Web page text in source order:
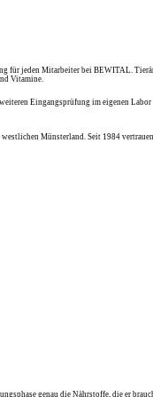
für jeden Mitarbeiter bei BEWITAL.
Vitamine.
Eingangsprüfung im eigenen
Münsterland. Seit 1984
genau die Nährstoffe, die er